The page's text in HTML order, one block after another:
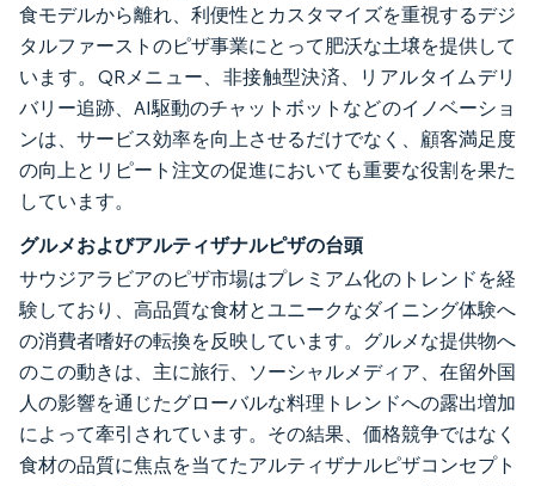
食モデルから離れ、利便性とカスタマイズを重視するデジ
タルファーストのピザ事業にとって肥沃な土壌を提供して
います。QRメニュー、非接触型決済、リアルタイムデリ
バリー追跡、AI駆動のチャットボットなどのイノベーショ
ンは、サービス効率を向上させるだけでなく、顧客満足度
の向上とリピート注文の促進においても重要な役割を果た
しています。
グルメおよびアルティザナルピザの台頭
サウジアラビアのピザ市場はプレミアム化のトレンドを経
験しており、高品質な食材とユニークなダイニング体験へ
の消費者嗜好の転換を反映しています。グルメな提供物へ
のこの動きは、主に旅行、ソーシャルメディア、在留外国
人の影響を通じたグローバルな料理トレンドへの露出増加
によって牽引されています。その結果、価格競争ではなく
食材の品質に焦点を当てたアルティザナルピザコンセプト